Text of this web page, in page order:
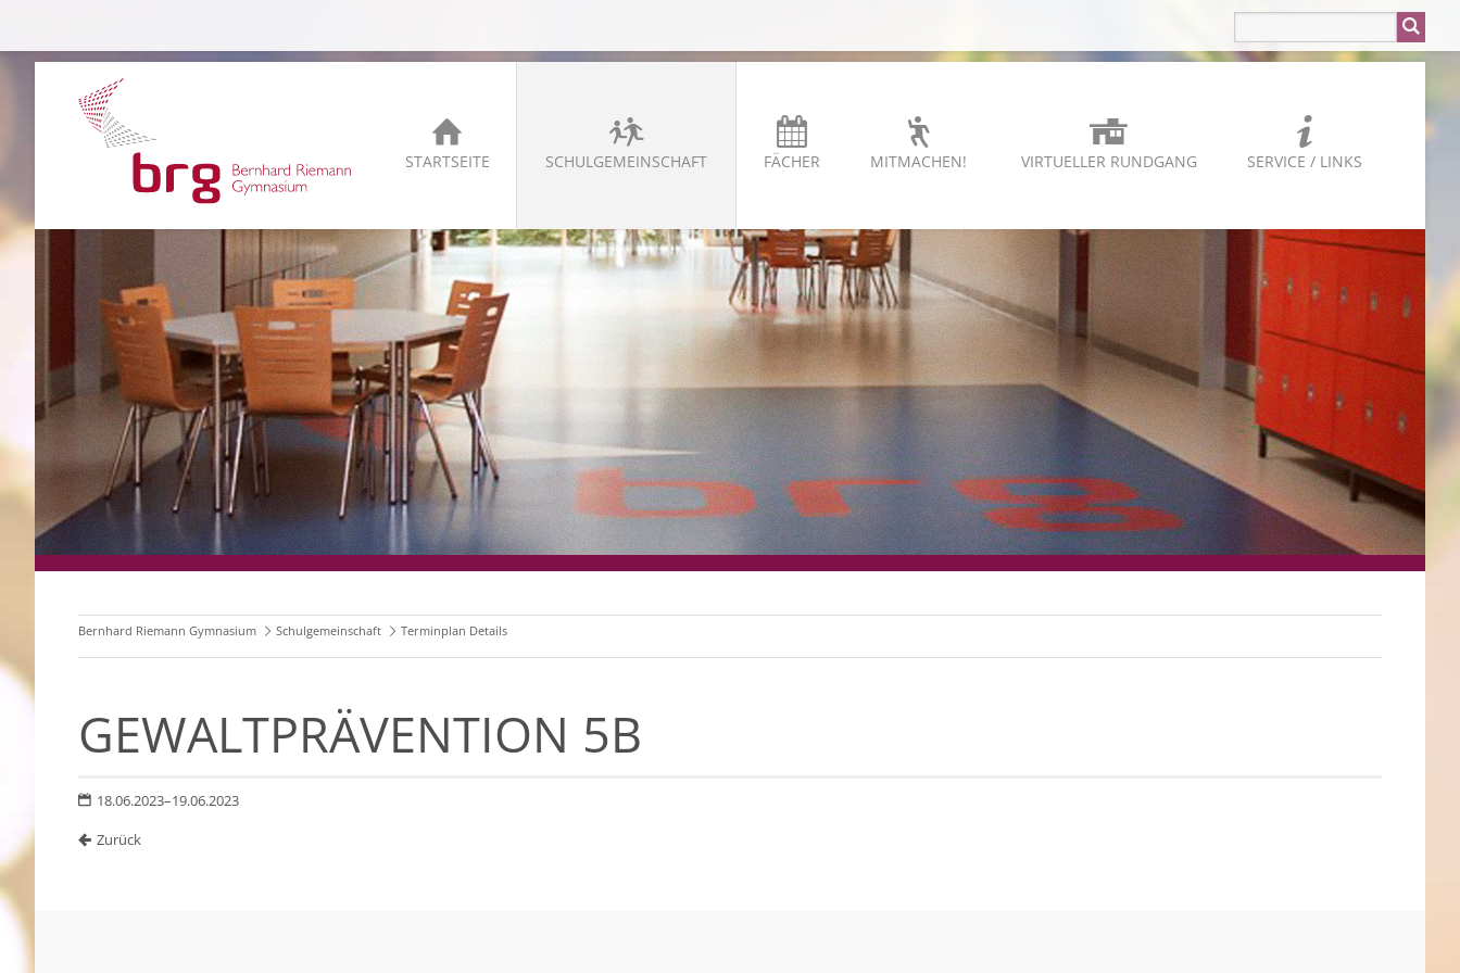
STARTSEITE SCHULGEMEINSCHAFT FÄCHER MITMACHEN! VIRTUELLER RUNDGANG SERVICE / LINKS
Bernhard Riemann Gymnasium Schulgemeinschaft Terminplan Details
GEWALTPRÄVENTION 5B
18.06.2023–19.06.2023
Zurück